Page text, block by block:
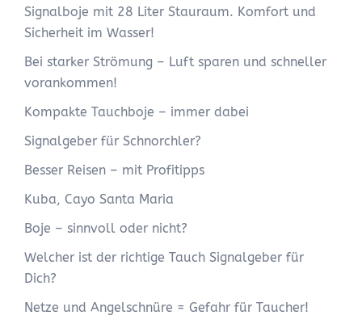
Signalboje mit 28 Liter Stauraum. Komfort und
Sicherheit im Wasser!
Bei starker Strömung – Luft sparen und schneller
vorankommen!
Kompakte Tauchboje – immer dabei
Signalgeber für Schnorchler?
Besser Reisen – mit Profitipps
Kuba, Cayo Santa Maria
Boje – sinnvoll oder nicht?
Welcher ist der richtige Tauch Signalgeber für
Dich?
Netze und Angelschnüre = Gefahr für Taucher!